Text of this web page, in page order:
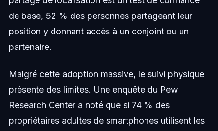
de base, 52 % des personnes partageant leur
position y donnant accès à un conjoint ou un
partenaire.
Malgré cette adoption massive, le suivi physique
présente des limites. Une enquête du Pew
Research Center a noté que si 74 % des
propriétaires adultes de smartphones utilisent les